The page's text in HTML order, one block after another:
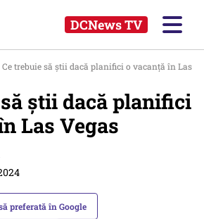
DCNews TV
Ce trebuie să știi dacă planifici o vacanță în Las
știi dacă planifici
Las Vegas
preferată în Google